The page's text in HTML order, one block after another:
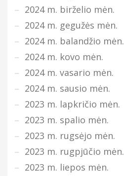
2024 m. birželio mėn.
2024 m. gegužės mėn.
2024 m. balandžio mėn.
2024 m. kovo mėn.
2024 m. vasario mėn.
2024 m. sausio mėn.
2023 m. lapkričio mėn.
2023 m. spalio mėn.
2023 m. rugsėjo mėn.
2023 m. rugpjūčio mėn.
2023 m. liepos mėn.